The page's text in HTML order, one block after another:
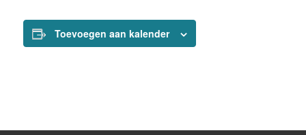
Toevoegen aan kalender